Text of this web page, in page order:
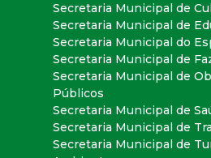
Secretaria Municipal de
Secretaria Municipal de
Secretaria Municipal do
Secretaria Municipal de
Secretaria Municipal de
Públicos
Secretaria Municipal de
Secretaria Municipal de
Secretaria Municipal de